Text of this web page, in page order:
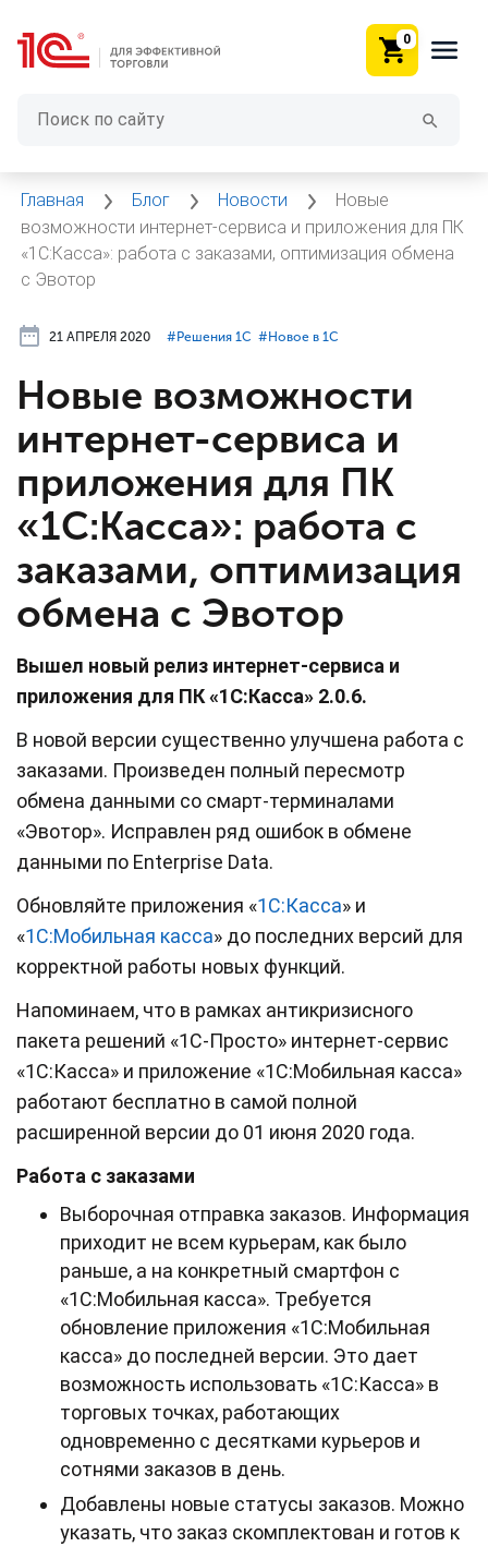
0
Главная Блог Новости
Новые
возможности интернет-сервиса и приложения для ПК
«1С:Касса»: работа с заказами, оптимизация обмена
с Эвотор
21 АПРЕЛЯ 2020 #⁣Решения 1С #⁣Новое в 1С
Новые возможности
интернет-сервиса и
приложения для ПК
«1С:Касса»: работа с
заказами, оптимизация
обмена с Эвотор
Вышел новый релиз интернет-сервиса и
приложения для ПК «1С:Касса» 2.0.6.
В новой версии существенно улучшена работа с
заказами. Произведен полный пересмотр
обмена данными со смарт-терминалами
«Эвотор». Исправлен ряд ошибок в обмене
данными по Enterprise Data.
Обновляйте приложения «1С:Касса» и
«1С:Мобильная касса» до последних версий для
корректной работы новых функций.
Напоминаем, что в рамках антикризисного
пакета решений «1С-Просто» интернет-сервис
«1С:Касса» и приложение «1С:Мобильная касса»
работают бесплатно в самой полной
расширенной версии до 01 июня 2020 года.
Работа с заказами
Выборочная отправка заказов. Информация
приходит не всем курьерам, как было
раньше, а на конкретный смартфон с
«1C:Мобильная касса». Требуется
обновление приложения «1С:Мобильная
касса» до последней версии. Это дает
возможность использовать «1С:Касса» в
торговых точках, работающих
одновременно с десятками курьеров и
сотнями заказов в день.
Добавлены новые статусы заказов. Можно
указать, что заказ скомплектован и готов к